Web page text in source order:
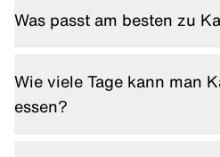
sind perfekte Begleiter.
Was passt am besten zu
Gemüse oder mageres
Wie viele Tage kann man
essen?